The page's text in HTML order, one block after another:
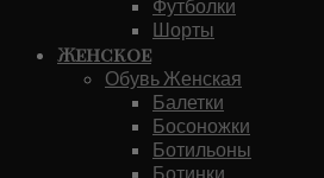
Футболки
Шорты
Женское
Обувь Женская
Балетки
Босоножки
Ботильоны
Ботинки